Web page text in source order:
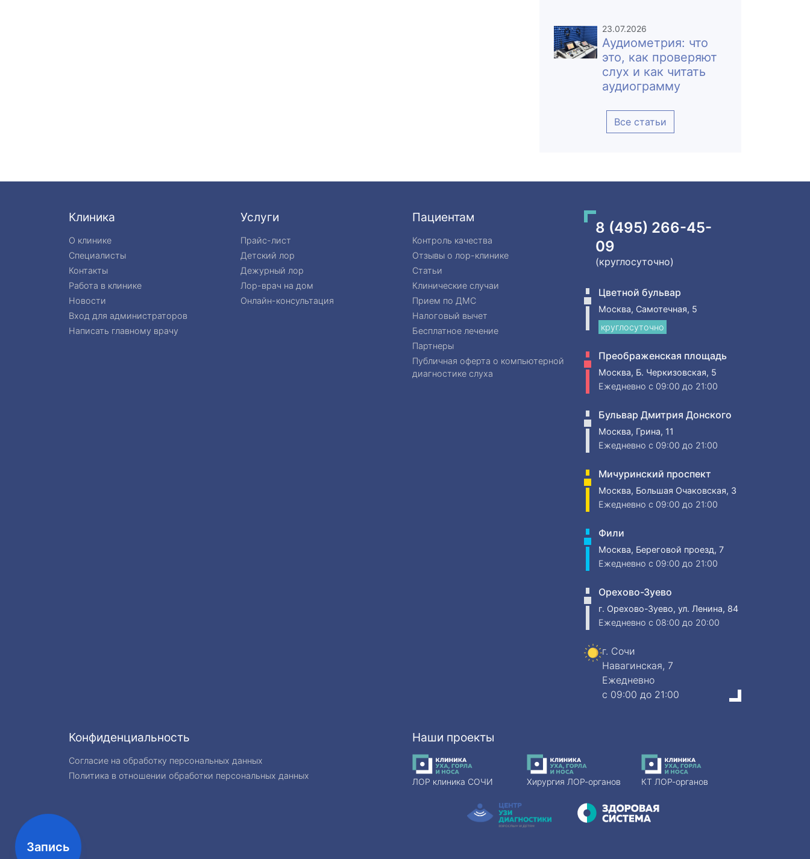
23.07.2026
Аудиометрия: что
это, как проверяют
слух и как читать
аудиограмму
Все статьи
Клиника
О клинике
Специалисты
Контакты
Работа в клинике
Новости
Вход для администраторов
Написать главному врачу
Услуги
Прайс-лист
Детский лор
Дежурный лор
Лор-врач на дом
Онлайн-консультация
Пациентам
Контроль качества
Отзывы о лор-клинике
Статьи
Клинические случаи
Прием по ДМС
Налоговый вычет
Бесплатное лечение
Партнеры
Публичная оферта о компьютерной
диагностике слуха
8 (495) 266-45-
09
(круглосуточно)
Цветной бульвар
Москва, Самотечная, 5
круглосуточно
Преображенская площадь
Москва, Б. Черкизовская, 5
Ежедневно c 09:00 до 21:00
Бульвар Дмитрия Донского
Москва, Грина, 11
Ежедневно c 09:00 до 21:00
Мичуринский проспект
Москва, Большая Очаковская, 3
Ежедневно c 09:00 до 21:00
Фили
Москва, Береговой проезд, 7
Ежедневно c 09:00 до 21:00
Орехово-Зуево
г. Орехово-Зуево, ул. Ленина, 84
Ежедневно c 08:00 до 20:00
г. Сочи
Навагинская, 7
Ежедневно
c 09:00 до 21:00
Конфиденциальность
Согласие на обработку персональных данных
Политика в отношении обработки персональных данных
Наши проекты
ЛОР клиника СОЧИ Хирургия ЛОР-органов КТ ЛОР-органов
Запись